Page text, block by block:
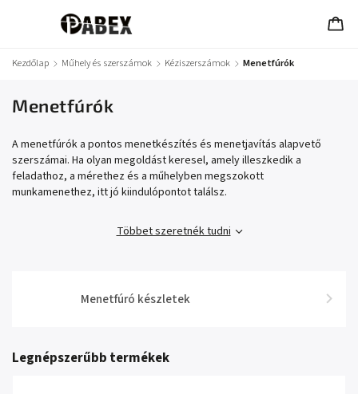
Kezdőlap / Műhely és szerszámok / Kéziszerszámok / Menetfúrók
Menetfúrók
A menetfúrók a pontos menetkészítés és menetjavítás alapvető
szerszámai. Ha olyan megoldást keresel, amely illeszkedik a
feladathoz, a mérethez és a műhelyben megszokott
munkamenethez, itt jó kiindulópontot találsz.
Többet szeretnék tudni
Menetfúró készletek
Legnépszerűbb termékek